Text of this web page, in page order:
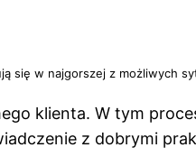
się w najgorszej z możliwych
klienta. W tym
z dobrymi